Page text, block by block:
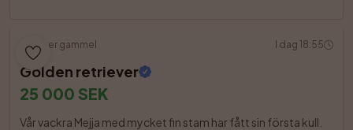
3 uker gammel I dag 18:55
Golden retriever
25 000 SEK
Vår vackra Mejja med mycket fin stam har fått sin första kull.